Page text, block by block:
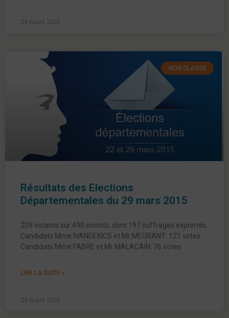
29 mars 2015
NON CLASSÉ
Résultats des Elections
Départementales du 29 mars 2015
209 votants sur 490 inscrits, dont 197 suffrages exprimés.
Candidats Mme IVANDEKICS et Mr MEURANT: 121 votes
Candidats Mme FABRE et Mr MALACAIN: 76 votes
LIRE LA SUITE »
29 mars 2015